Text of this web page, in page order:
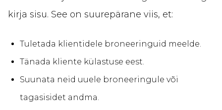
kirja sisu. See on suurepärane viis, et:
Tuletada klientidele broneeringuid meelde.
Tänada kliente külastuse eest.
Suunata neid uuele broneeringule või
tagasisidet andma.